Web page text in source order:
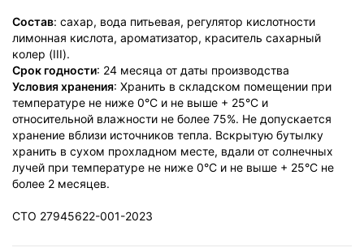
Состав: сахар, вода питьевая, регулятор кислотности
лимонная кислота, ароматизатор, краситель сахарный
колер (III).
Срок годности: 24 месяца от даты производства
Условия хранения: Хранить в складском помещении при
температуре не ниже 0°С и не выше + 25°С и
относительной влажности не более 75%. Не допускается
хранение вблизи источников тепла. Вскрытую бутылку
хранить в сухом прохладном месте, вдали от солнечных
лучей при температуре не ниже 0°С и не выше + 25°С не
более 2 месяцев.
СТО 27945622-001-2023